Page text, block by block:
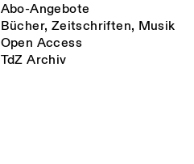
Abo-Angebote
Bücher, Zeitschriften, Musik
Open Access
TdZ Archiv